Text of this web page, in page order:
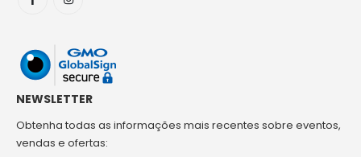
NEWSLETTER
Obtenha todas as informações mais recentes sobre eventos,
vendas e ofertas: